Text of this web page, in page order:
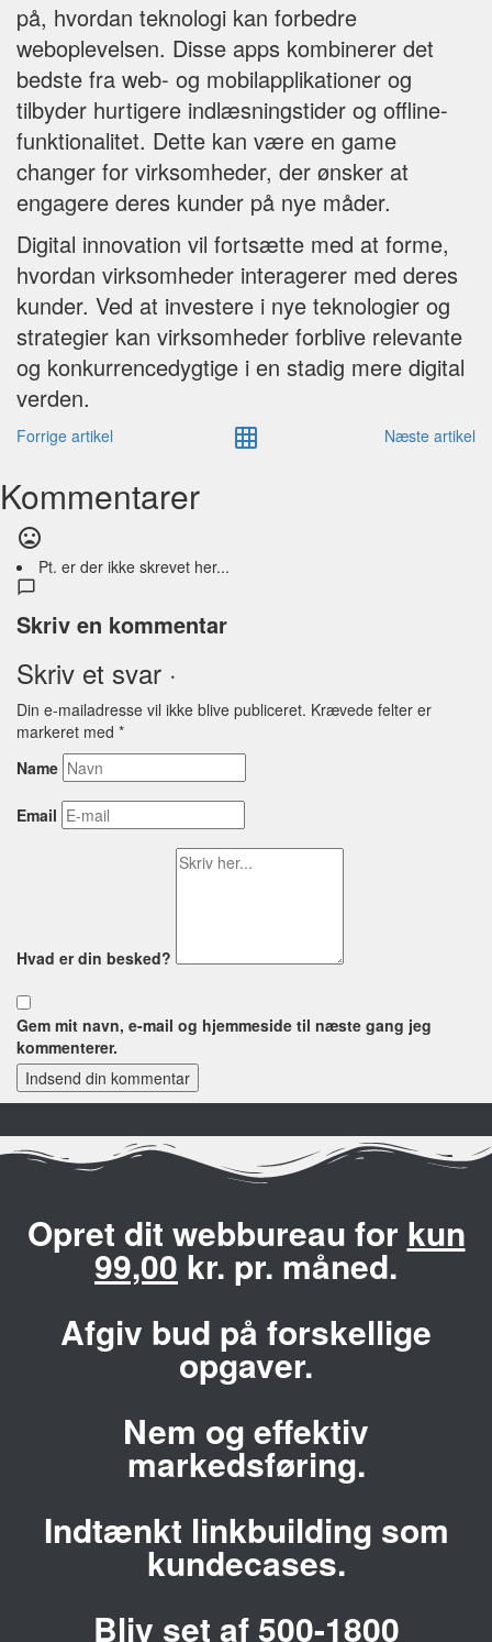
på, hvordan teknologi kan forbedre
weboplevelsen. Disse apps kombinerer det
bedste fra web- og mobilapplikationer og
tilbyder hurtigere indlæsningstider og offline-
funktionalitet. Dette kan være en game
changer for virksomheder, der ønsker at
engagere deres kunder på nye måder.
Digital innovation vil fortsætte med at forme,
hvordan virksomheder interagerer med deres
kunder. Ved at investere i nye teknologier og
strategier kan virksomheder forblive relevante
og konkurrencedygtige i en stadig mere digital
verden.
Forrige artikel Næste artikel
Kommentarer
Pt. er der ikke skrevet her...
Skriv en kommentar
Skriv et svar ·
Din e-mailadresse vil ikke blive publiceret. Krævede felter er
markeret med *
Name
Email
Hvad er din besked?
Gem mit navn, e-mail og hjemmeside til næste gang jeg
kommenterer.
Indsend din kommentar
Opret dit webbureau for kun
99,00 kr. pr. måned.
Afgiv bud på forskellige
opgaver.
Nem og effektiv
markedsføring.
Indtænkt linkbuilding som
kundecases.
Bliv set af 500-1800